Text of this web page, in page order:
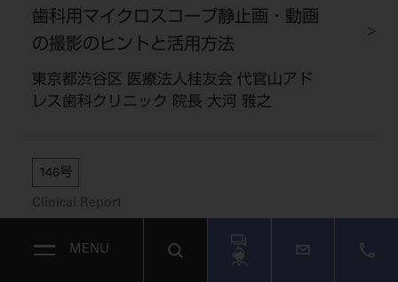
歯科用マイクロスコープ静止画・動画
の撮影のヒントと活用方法
東京都渋谷区 医療法人桂友会 代官山アド
レス歯科クリニック 院長 大河 雅之
146号
Clinical Report
「ライカM320」によるデジタルコミ
ュニケーションのすすめ ～「Eye-Fiカ
MENU